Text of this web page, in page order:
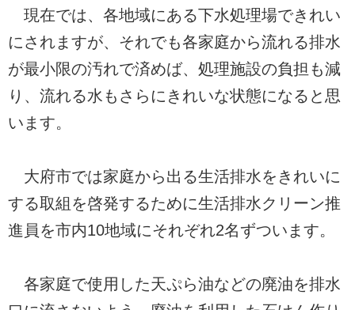
現在では、各地域にある下水処理場できれい
にされますが、それでも各家庭から流れる排水
が最小限の汚れで済めば、処理施設の負担も減
り、流れる水もさらにきれいな状態になると思
います。
大府市では家庭から出る生活排水をきれいに
する取組を啓発するために生活排水クリーン推
進員を市内10地域にそれぞれ2名ずついます。
各家庭で使用した天ぷら油などの廃油を排水